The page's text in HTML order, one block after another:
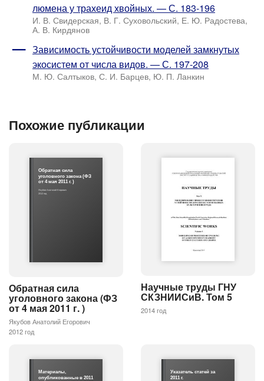
люмена у трахеид хвойных. — С. 183-196
И. В. Свидерская, В. Г. Суховольский, Е. Ю. Радостева,
А. В. Кирдянов
Зависимость устойчивости моделей замкнутых
экосистем от числа видов. — С. 197-208
М. Ю. Салтыков, С. И. Барцев, Ю. П. Ланкин
Похожие публикации
Обратная сила
уголовного закона (ФЗ
от 4 мая 2011 г. )
Якубов Анатолий Егорович
2012 год
Обратная сила
уголовного закона (ФЗ
от 4 мая 2011 г. )
Якубов Анатолий Егорович
2012 год
Научные труды ГНУ
СКЗНИИСиВ. Том 5
2014 год
Материалы,
опубликованные в 2011
Указатель статей за
2011 г.